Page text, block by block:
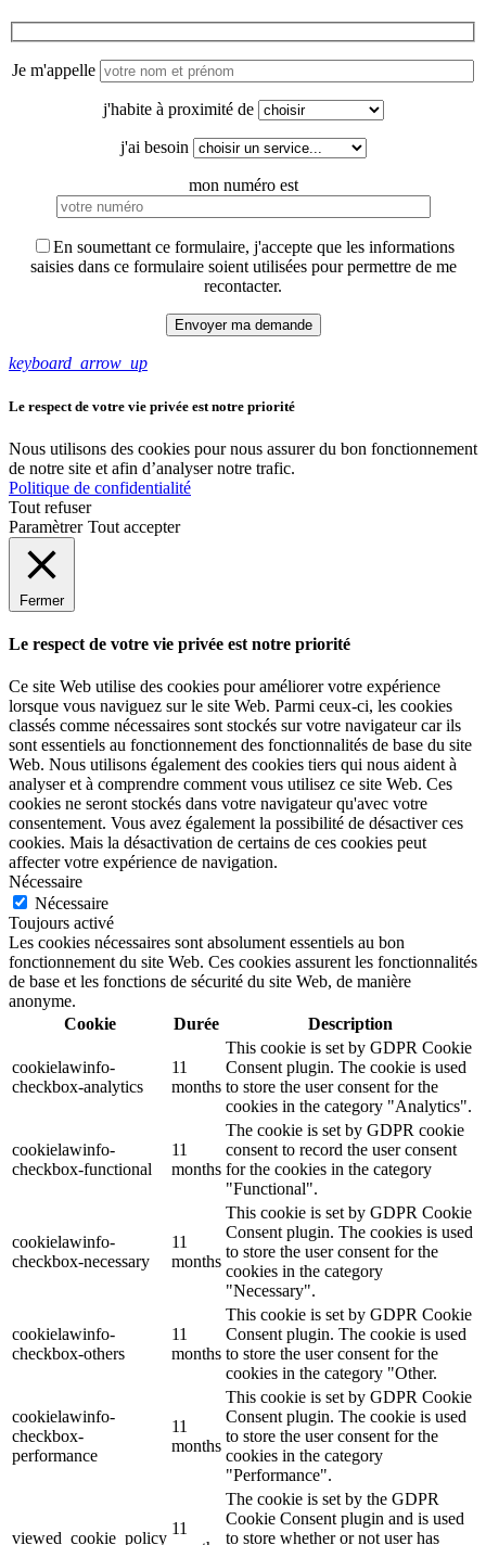
Je m'appelle
j'habite à proximité de
j'ai besoin
mon numéro est
En soumettant ce formulaire, j'accepte que les informations
saisies dans ce formulaire soient utilisées pour permettre de me
recontacter.
keyboard_arrow_up
Le respect de votre vie privée est notre priorité
Nous utilisons des cookies pour nous assurer du bon fonctionnement
de notre site et afin d’analyser notre trafic.
Politique de confidentialité
Tout refuser
Paramètrer Tout accepter
Fermer
Le respect de votre vie privée est notre priorité
Ce site Web utilise des cookies pour améliorer votre expérience
lorsque vous naviguez sur le site Web. Parmi ceux-ci, les cookies
classés comme nécessaires sont stockés sur votre navigateur car ils
sont essentiels au fonctionnement des fonctionnalités de base du site
Web. Nous utilisons également des cookies tiers qui nous aident à
analyser et à comprendre comment vous utilisez ce site Web. Ces
cookies ne seront stockés dans votre navigateur qu'avec votre
consentement. Vous avez également la possibilité de désactiver ces
cookies. Mais la désactivation de certains de ces cookies peut
affecter votre expérience de navigation.
Nécessaire
Nécessaire
Toujours activé
Les cookies nécessaires sont absolument essentiels au bon
fonctionnement du site Web. Ces cookies assurent les fonctionnalités
de base et les fonctions de sécurité du site Web, de manière
anonyme.
Cookie
Durée Description
cookielawinfo-
checkbox-analytics
11
months
This cookie is set by GDPR Cookie
Consent plugin. The cookie is used
to store the user consent for the
cookies in the category "Analytics".
cookielawinfo-
checkbox-functional
11
months
The cookie is set by GDPR cookie
consent to record the user consent
for the cookies in the category
"Functional".
cookielawinfo-
checkbox-necessary
11
months
This cookie is set by GDPR Cookie
Consent plugin. The cookies is used
to store the user consent for the
cookies in the category
"Necessary".
cookielawinfo-
checkbox-others
11
months
This cookie is set by GDPR Cookie
Consent plugin. The cookie is used
to store the user consent for the
cookies in the category "Other.
cookielawinfo-
checkbox-
performance
11
months
This cookie is set by GDPR Cookie
Consent plugin. The cookie is used
to store the user consent for the
cookies in the category
"Performance".
viewed_cookie_policy
11
The cookie is set by the GDPR
Cookie Consent plugin and is used
to store whether or not user has